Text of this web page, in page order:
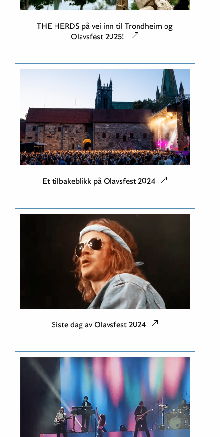
THE HERDS på vei inn til Trondheim og
Olavsfest 2025!
Et tilbakeblikk på Olavsfest 2024
Siste dag av Olavsfest 2024